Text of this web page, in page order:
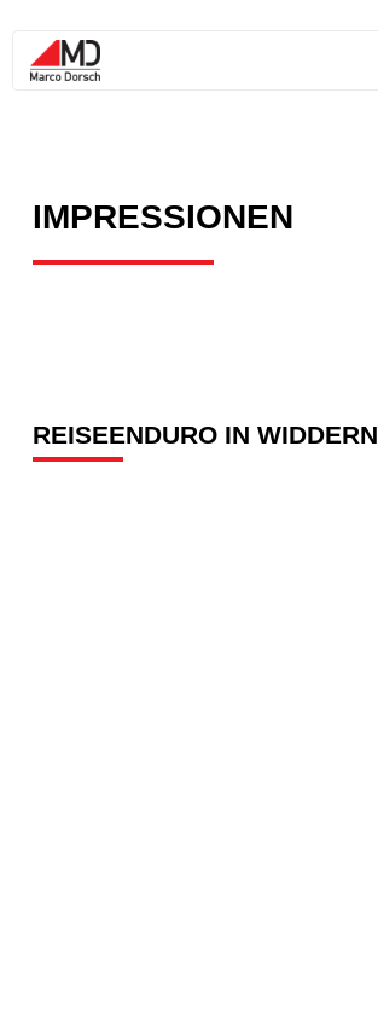
IMPRESSIONEN
REISEENDURO IN WIDDERN